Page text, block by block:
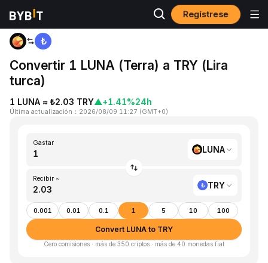
Regístrese
Inicio LUNA to TRY
Convertir 1 LUNA (Terra) a TRY (Lira
turca)
1 LUNA ≈ ₺2.03 TRY▲+1.41%24h
Última actualización ： 2026/08/09 11:27 (GMT+0)
Gastar
LUNA
Recibir ~
TRY
0.001 0.01 0.1 1 5 10 100
Convert LUNA to TRY
Cero comisiones · más de 350 criptos · más de 40 monedas fiat